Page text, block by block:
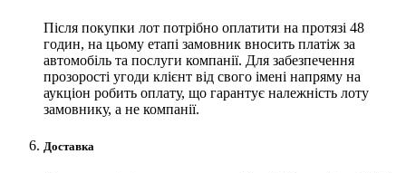
Після покупки лот потрібно оплатити на протязі 48
годин, на цьому етапі замовник вносить платіж за
автомобіль та послуги компанії. Для забезпечення
прозорості угоди клієнт від свого імені напряму на
аукціон робить оплату, що гарантує належність лоту
замовнику, а не компанії.
Доставка